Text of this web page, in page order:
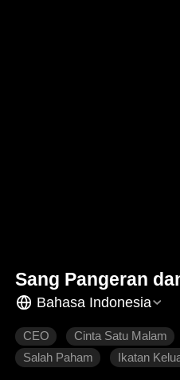
Sang Pangeran
Bahasa Indonesia
CEO Cinta Satu Malam
Salah Paham
Ikatan